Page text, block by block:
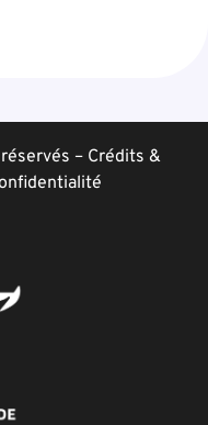
– Crédits &